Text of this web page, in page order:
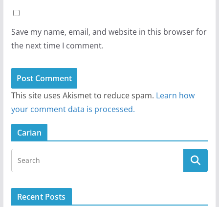
Save my name, email, and website in this browser for
the next time I comment.
This site uses Akismet to reduce spam. Learn how
your comment data is processed.
Carian
Recent Posts